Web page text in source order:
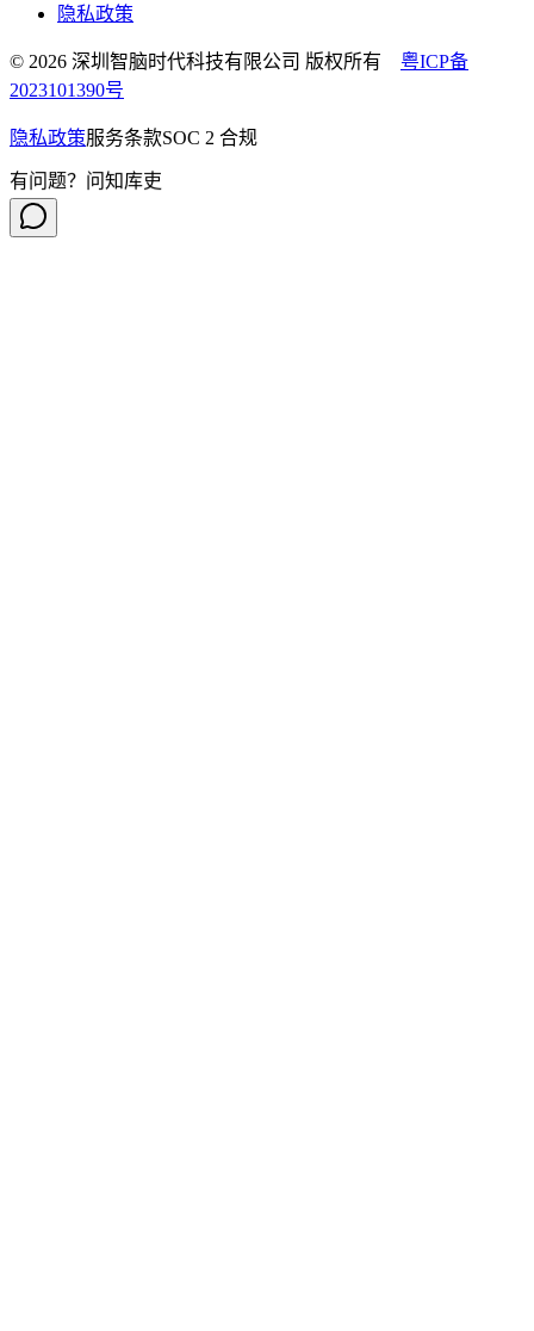
隐私政策
© 2026 深圳智脑时代科技有限公司 版权所有 粤ICP备
2023101390号
隐私政策服务条款SOC 2 合规
有问题？问知库吏